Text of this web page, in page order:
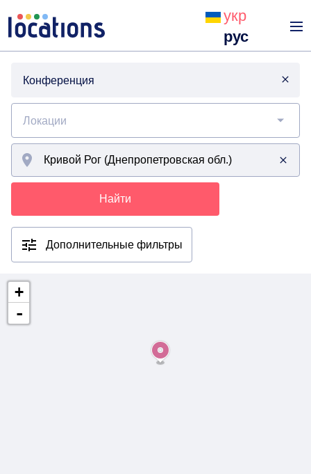
укр
рус
Конференция
Локации
Найти
Дополнительные фильтры
+
-